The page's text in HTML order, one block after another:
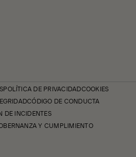
POLÍTICA DE PRIVACIDADCOOKIES
CÓDIGO DE CONDUCTA
DE INCIDENTES
Y CUMPLIMIENTO